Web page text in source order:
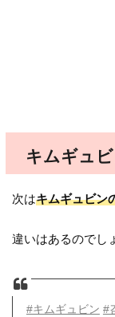
キムギュ
次はキムギュビン
違いはあるのでし
#キムギュビン #